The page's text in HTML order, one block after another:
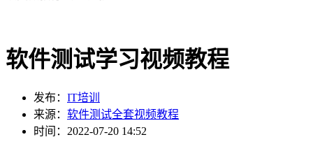
软件测试学习视频教程
发布： IT培训
来源： 软件测试全套视频教程
时间：2022-07-20 14:52